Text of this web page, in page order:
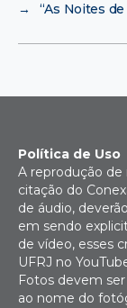
→
“As Noites
Política de Uso
A reprodução
citação do
de áudio,
em sendo
de vídeo, esses
UFRJ no
Fotos devem
ao nome do